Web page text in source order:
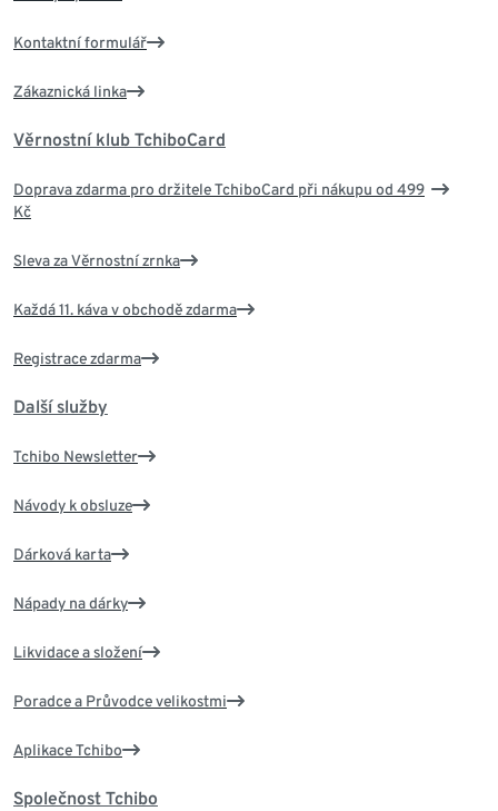
Kontaktní formulář
Zákaznická linka
Věrnostní klub TchiboCard
Doprava zdarma pro držitele TchiboCard při nákupu od 499
Kč
Sleva za Věrnostní zrnka
Každá 11. káva v obchodě zdarma
Registrace zdarma
Další služby
Tchibo Newsletter
Návody k obsluze
Dárková karta
Nápady na dárky
Likvidace a složení
Poradce a Průvodce velikostmi
Aplikace Tchibo
Společnost Tchibo